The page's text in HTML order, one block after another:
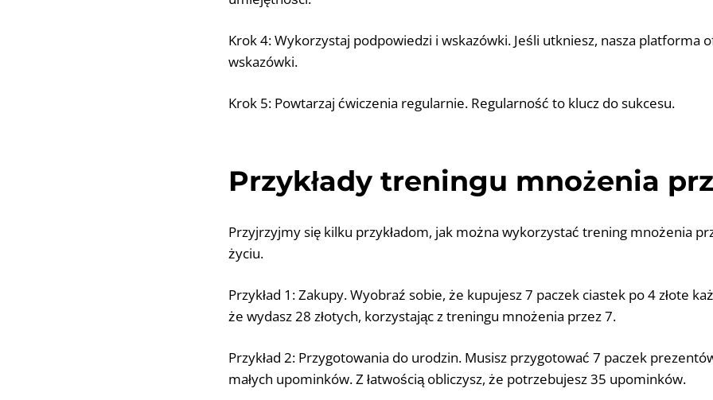
Krok 4: Wykorzystaj podpowiedzi i wskazówki. Jeśli utkniesz, nasza platforma
wskazówki.
Krok 5: Powtarzaj ćwiczenia regularnie. Regularność to klucz do sukcesu.
Przykłady treningu mnożenia
Przyjrzyjmy się kilku przykładom, jak można wykorzystać trening mnożenia
życiu.
Przykład 1: Zakupy. Wyobraź sobie, że kupujesz 7 paczek ciastek po 4 złote
że wydasz 28 złotych, korzystając z treningu mnożenia przez 7.
Przykład 2: Przygotowania do urodzin. Musisz przygotować 7 paczek
małych upominków. Z łatwością obliczysz, że potrzebujesz 35 upominków.